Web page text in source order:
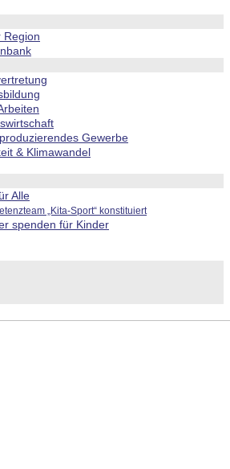
Region
Gewerbe
& Klimawandel
Alle
„Kita-Sport“ konstituiert
spenden für Kinder